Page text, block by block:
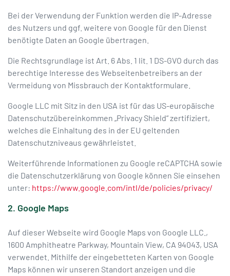
Bei der Verwendung der Funktion werden die IP-Adresse
des Nutzers und ggf. weitere von Google für den Dienst
benötigte Daten an Google übertragen.
Die Rechtsgrundlage ist Art. 6 Abs. 1 lit. 1 DS-GVO durch das
berechtige Interesse des Webseitenbetreibers an der
Vermeidung von Missbrauch der Kontaktformulare.
Google LLC mit Sitz in den USA ist für das US-europäische
Datenschutzübereinkommen „Privacy Shield“ zertifiziert,
welches die Einhaltung des in der EU geltenden
Datenschutzniveaus gewährleistet.
Weiterführende Informationen zu Google reCAPTCHA sowie
die Datenschutzerklärung von Google können Sie einsehen
unter: https://www.google.com/intl/de/policies/privacy/
2. Google Maps
Auf dieser Webseite wird Google Maps von Google LLC.,
1600 Amphitheatre Parkway, Mountain View, CA 94043, USA
verwendet. Mithilfe der eingebetteten Karten von Google
Maps können wir unseren Standort anzeigen und die